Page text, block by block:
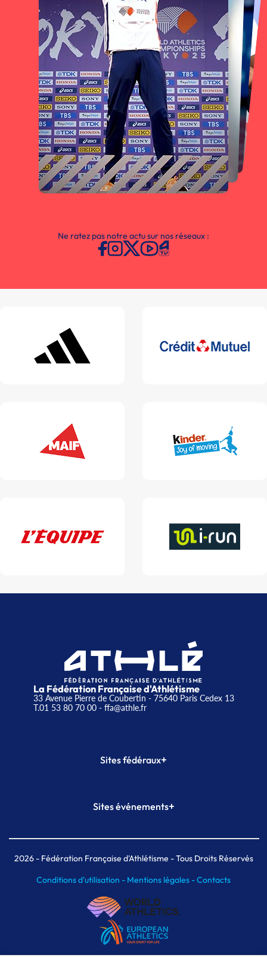
Ne ratez pas notre actu sur nos réseaux :
La Fédération Française d'Athlétisme
33 Avenue Pierre de Coubertin - 75640 Paris Cedex 13
T.01 53 80 70 00- ffa@athle.fr
Sites fédéraux+
Plateforme Formation
Sites événements+
Meeting de Paris indoor
MAIF Ekiden de Paris
2026- Fédération Française d'Athlétisme - Tous Droits Réservés
Conditions d'utilisation - Mentions légales -Contacts